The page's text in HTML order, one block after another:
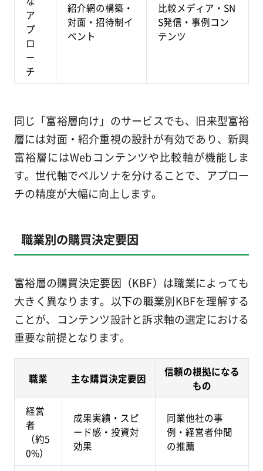
ア
プ
ロ
ー
チ
紹介網の構築・
対面・招待制イ
ベント
比較メディア・SN
S発信・事例コン
テンツ
同じ「富裕層向け」のサービスでも、旧来型富裕
層には対面・紹介重視の設計が有効であり、新興
富裕層にはWebコンテンツや比較軸が機能しま
す。世代軸でペルソナを分けることで、アプロー
チの精度が大幅に向上します。
職業別の購買決定要因
富裕層の購買決定要因（KBF）は職業によっても
大きく異なります。以下の職業別KBFを理解する
ことが、コンテンツ設計と訴求軸の選定における
重要な前提となります。
職業 主な購買決定要因
信頼の根拠になる
もの
経営
者
（約5
0%）
成果実績・スピ
ード感・投資対
効果
同業他社の事
例・経営者仲間
の推薦